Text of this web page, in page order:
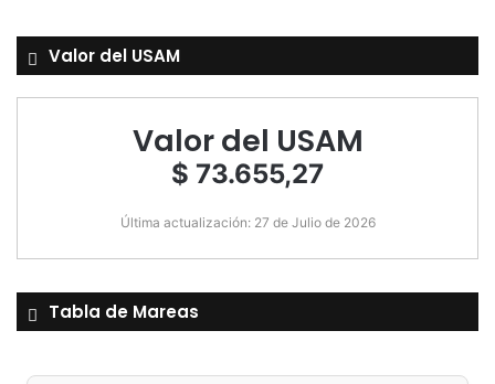
Valor del USAM
Valor del USAM
$ 73.655,27
Última actualización: 27 de Julio de 2026
Tabla de Mareas